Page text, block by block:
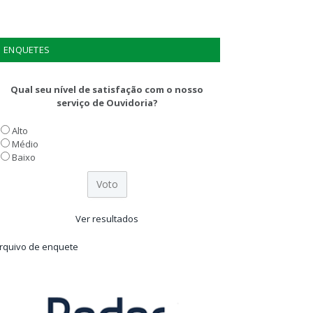
ENQUETES
Qual seu nível de satisfação com o nosso
serviço de Ouvidoria?
Alto
Médio
Baixo
Ver resultados
de enquete